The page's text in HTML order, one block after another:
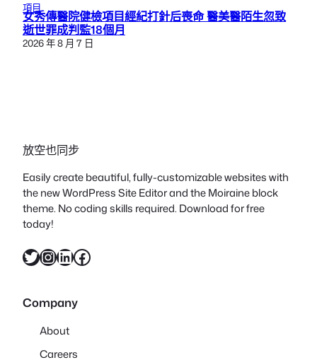
項目
女秀傳醫院健檢項目經紀打針后喪命 醫美醫陌生忽致
逝世罪成判監18個月
2026 年 8 月 7 日
放空也同步
Easily create beautiful, fully-customizable websites with
the new WordPress Site Editor and the Moiraine block
theme. No coding skills required. Download for free
today!
X InstagramLinkedIn Facebook
Company
About
Careers